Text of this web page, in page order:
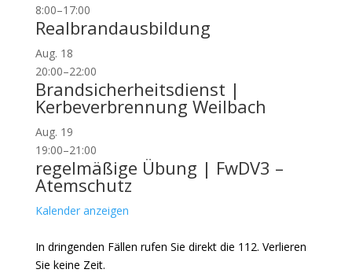
8:00–17:00
Realbrandausbildung
Aug. 18
20:00–22:00
Brandsicherheitsdienst |
Kerbeverbrennung Weilbach
Aug. 19
19:00–21:00
regelmäßige Übung | FwDV3 –
Atemschutz
Kalender anzeigen
In dringenden Fällen rufen Sie direkt die 112. Verlieren
Sie keine Zeit.